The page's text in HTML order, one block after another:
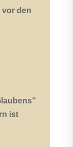
vor den
ist